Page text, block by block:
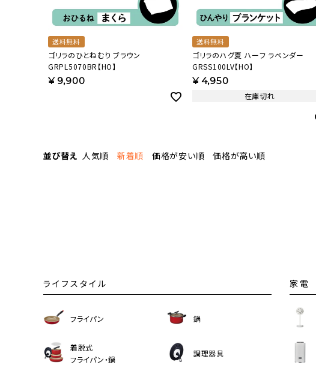
送料無料
ゴリラのひとねむり ブラウン
GRPL5070BR【HO】
¥9,900
送料無料
ゴリラのハグ夏 ハーフ ラベンダー
GRSS100LV【HO】
¥4,950
在庫切れ
並び替え 人気順 新着順 価格が安い順 価格が高い順
ライフスタイル
フライパン 鍋
着脱式
フライパン・鍋
調理器具
家電